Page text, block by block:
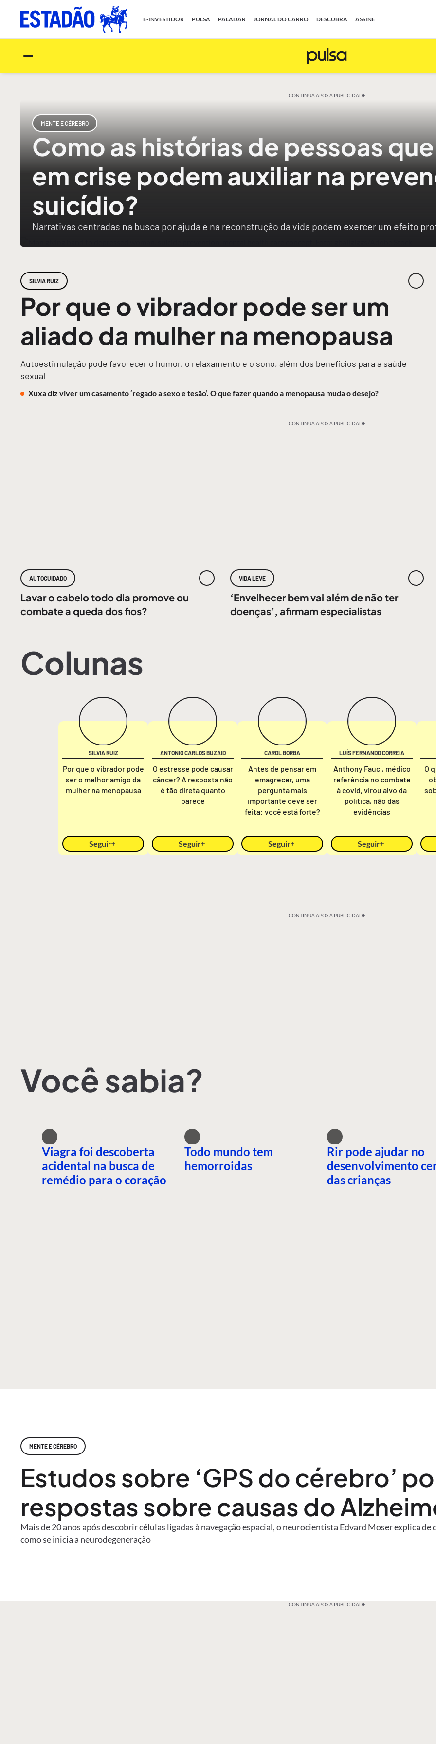
E-INVESTIDOR PULSA PALADAR JORNAL DO CARRO DESCUBRA ASSINE
CONTINUA APÓS A PUBLICIDADE
MENTE E CÉREBRO
Como as histórias de pessoas
em crise podem auxiliar na
suicídio?
Narrativas centradas na busca por ajuda e na reconstrução da vida podem exercer um efeito
SILVIA RUIZ
Por que o vibrador pode ser um
aliado da mulher na menopausa
Autoestimulação pode favorecer o humor, o relaxamento e o sono, além dos benefícios para a saúde
sexual
Xuxa diz viver um casamento ‘regado a sexo e tesão’. O que fazer quando a menopausa muda o desejo?
CONTINUA APÓS A PUBLICIDADE
AUTOCUIDADO
Lavar o cabelo todo dia promove ou
combate a queda dos fios?
VIDA LEVE
‘Envelhecer bem vai além de não ter
doenças’, afirmam especialistas
Colunas
SILVIA RUIZ
Por que o vibrador pode
ser o melhor amigo da
mulher na menopausa
Seguir
ANTONIO CARLOS BUZAID
O estresse pode causar
câncer? A resposta não
é tão direta quanto
parece
Seguir
CAROL BORBA
Antes de pensar em
emagrecer, uma
pergunta mais
importante deve ser
feita: você está forte?
Seguir
LUÍS FERNANDO CORREIA
Anthony Fauci, médico
referência no combate
à covid, virou alvo da
política, não das
evidências
Seguir
O
CONTINUA APÓS A PUBLICIDADE
Você sabia?
Viagra foi descoberta
acidental na busca de
remédio para o coração
Todo mundo tem
hemorroidas
Rir pode ajudar no
desenvolvimento
das crianças
MENTE E CÉREBRO
Estudos sobre ‘GPS do cérebro’
respostas sobre causas do
Mais de 20 anos após descobrir células ligadas à navegação espacial, o neurocientista Edvard Moser explica
como se inicia a neurodegeneração
CONTINUA APÓS A PUBLICIDADE